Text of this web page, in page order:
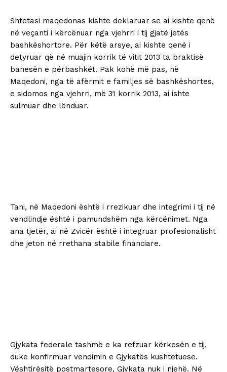
Shtetasi maqedonas kishte deklaruar se ai kishte qenë
në veçanti i kërcënuar nga vjehrri i tij gjatë jetës
bashkëshortore. Për këtë arsye, ai kishte qenë i
detyruar që në muajin korrik të vitit 2013 ta braktisë
banesën e përbashkët. Pak kohë më pas, në
Maqedoni, nga të afërmit e familjes së bashkëshortes,
e sidomos nga vjehrri, më 31 korrik 2013, ai ishte
sulmuar dhe lënduar.
Tani, në Maqedoni është i rrezikuar dhe integrimi i tij në
vendlindje është i pamundshëm nga kërcënimet. Nga
ana tjetër, ai në Zvicër është i integruar profesionalisht
dhe jeton në rrethana stabile financiare.
Gjykata federale tashmë e ka refzuar kërkesën e tij,
duke konfirmuar vendimin e Gjykatës kushtetuese.
Vështirësitë postmartesore, Gjykata nuk i njehë. Në